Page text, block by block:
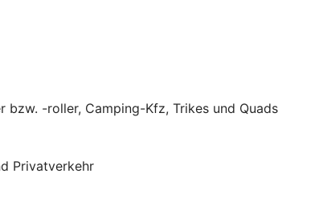
-roller, Camping-Kfz, Trikes und Quads
Privatverkehr